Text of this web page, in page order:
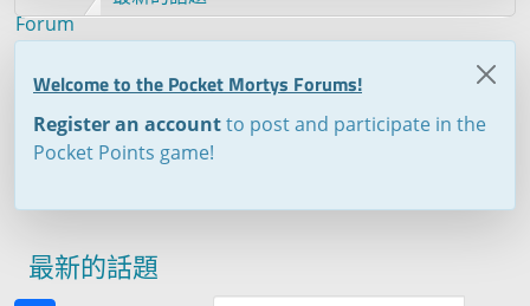
Forum
Welcome to the Pocket Mortys Forums!
Register an accountto post and participate in the
Pocket Points game!
最新的話題